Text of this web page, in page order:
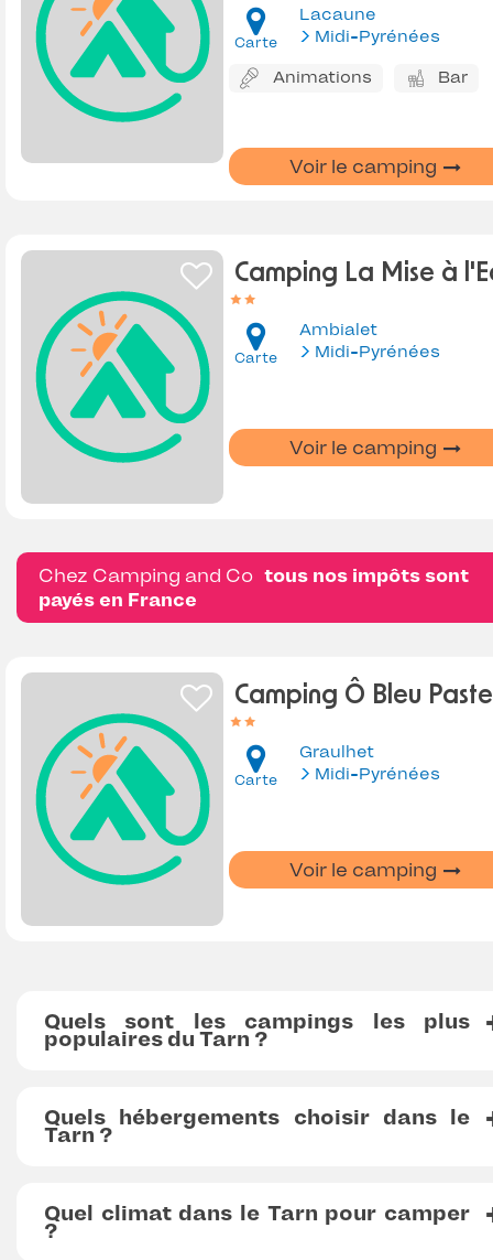
Carte
Lacaune
Midi-Pyrénées
Animations Bar
Voir le camping
Camping La Mise à
Carte
Ambialet
Midi-Pyrénées
Voir le camping
Chez Camping and Co tous nos impôts sont
payés en France
Camping Ô Bleu
Carte
Graulhet
Midi-Pyrénées
Voir le camping
Quels sont les campings les plus
populaires du Tarn ?
Quels hébergements choisir dans le
Tarn ?
Quel climat dans le Tarn pour camper
?